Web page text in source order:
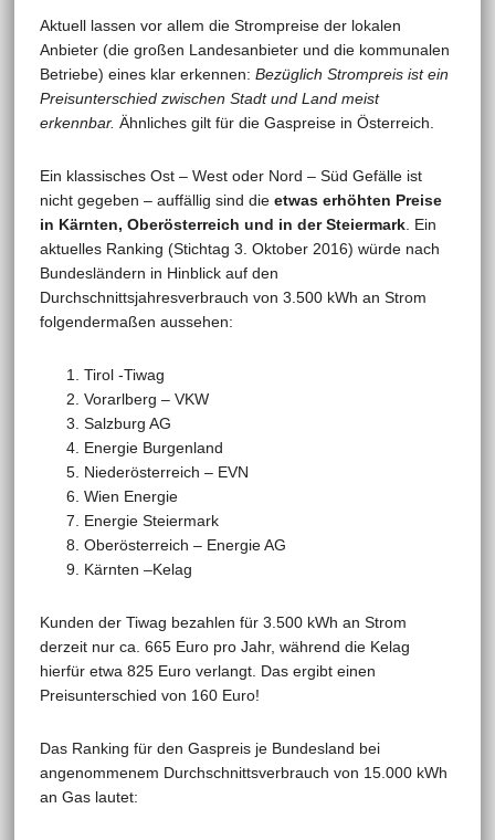
Aktuell lassen vor allem die Strompreise der lokalen
Anbieter (die großen Landesanbieter und die kommunalen
Betriebe) eines klar erkennen: Bezüglich Strompreis ist ein
Preisunterschied zwischen Stadt und Land meist
erkennbar. Ähnliches gilt für die Gaspreise in Österreich.
Ein klassisches Ost – West oder Nord – Süd Gefälle ist
nicht gegeben – auffällig sind die etwas erhöhten Preise
in Kärnten, Oberösterreich und in der Steiermark. Ein
aktuelles Ranking (Stichtag 3. Oktober 2016) würde nach
Bundesländern in Hinblick auf den
Durchschnittsjahresverbrauch von 3.500 kWh an Strom
folgendermaßen aussehen:
Tirol -Tiwag
Vorarlberg – VKW
Salzburg AG
Energie Burgenland
Niederösterreich – EVN
Wien Energie
Energie Steiermark
Oberösterreich – Energie AG
Kärnten –Kelag
Kunden der Tiwag bezahlen für 3.500 kWh an Strom
derzeit nur ca. 665 Euro pro Jahr, während die Kelag
hierfür etwa 825 Euro verlangt. Das ergibt einen
Preisunterschied von 160 Euro!
Das Ranking für den Gaspreis je Bundesland bei
angenommenem Durchschnittsverbrauch von 15.000 kWh
an Gas lautet: